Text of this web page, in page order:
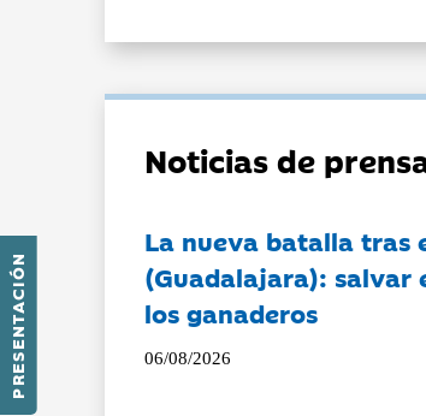
PRESENTACIÓN
Noticias de
La nueva batalla tras
(Guadalajara): salvar
los ganaderos
06/08/2026